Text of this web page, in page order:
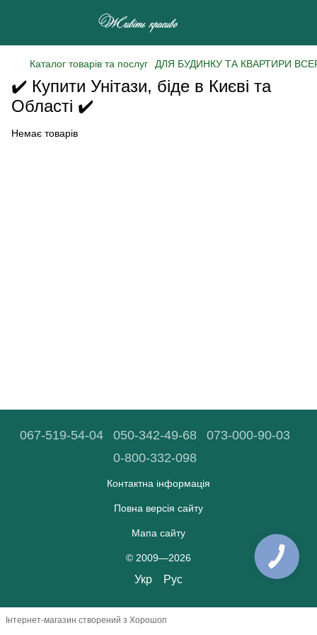
Каталог товарів та послуг ДЛЯ БУДИНКУ ТА КВАРТИРИ
✔️ Купити Унітази, біде в Києві та
Області ✔️
Немає товарів
067-519-54-04 050-342-49-68
073-000-90-03
0-800-332-098
Контактна інформація
Повна версія сайту
Мапа сайту
© 2009—2026
Укр Рус
Інтернет-магазин створений з Хорошоп